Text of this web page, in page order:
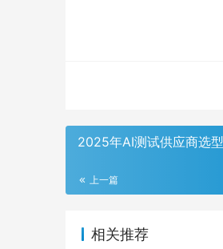
2025年AI测试供应商选
上一篇
相关推荐